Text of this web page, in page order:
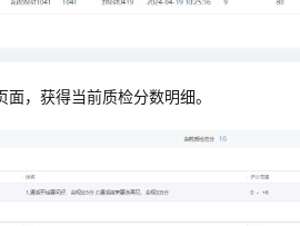
，获得当前质检分数明细。